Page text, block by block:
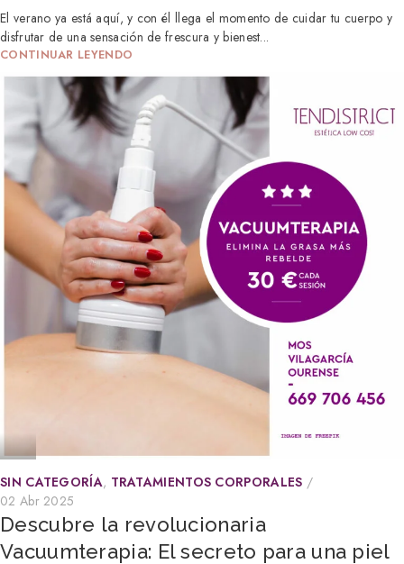
El verano ya está aquí, y con él llega el momento de cuidar tu cuerpo y
disfrutar de una sensación de frescura y bienest...
CONTINUAR LEYENDO
SIN CATEGORÍA, TRATAMIENTOS CORPORALES
02 Abr 2025
Descubre la revolucionaria
Vacuumterapia: El secreto para una piel